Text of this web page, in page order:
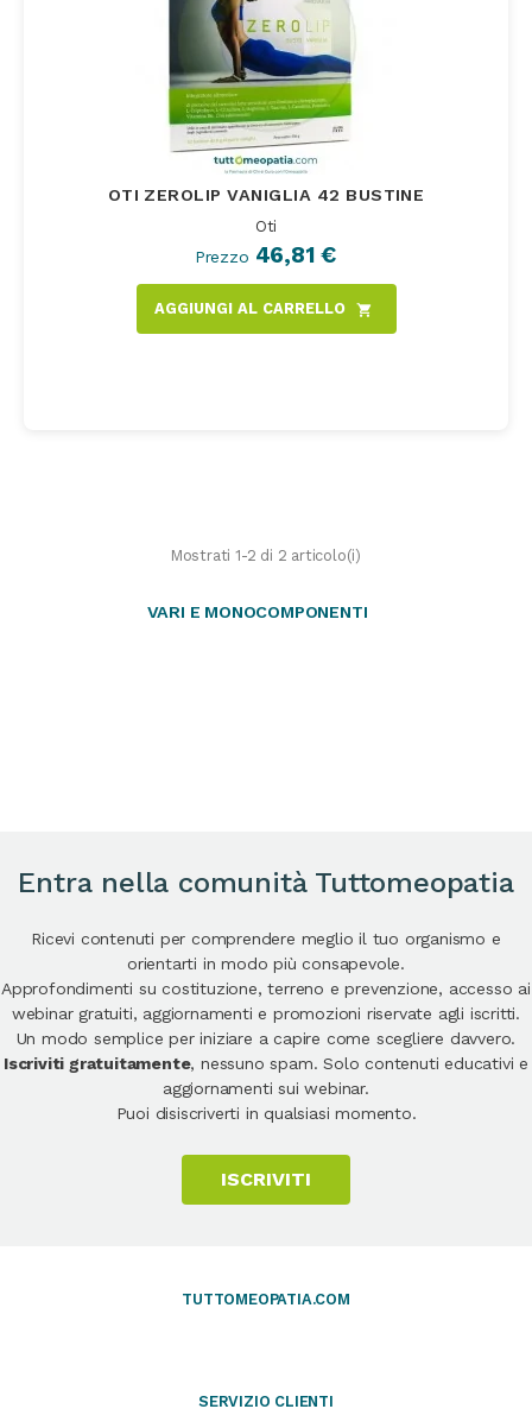
OTI ZEROLIP VANIGLIA 42 BUSTINE
Oti
Prezzo 46,81 €
AGGIUNGI AL CARRELLO shopping_cart
Mostrati 1-2 di 2 articolo(i)
VARI E MONOCOMPONENTI
Entra nella comunità Tuttomeopatia
Ricevi contenuti per comprendere meglio il tuo organismo e
orientarti in modo più consapevole.
Approfondimenti su costituzione, terreno e prevenzione, accesso ai
webinar gratuiti, aggiornamenti e promozioni riservate agli iscritti.
Un modo semplice per iniziare a capire come scegliere davvero.
Iscriviti gratuitamente, nessuno spam. Solo contenuti educativi e
aggiornamenti sui webinar.
Puoi disiscriverti in qualsiasi momento.
ISCRIVITI
TUTTOMEOPATIA.COM
SERVIZIO CLIENTI